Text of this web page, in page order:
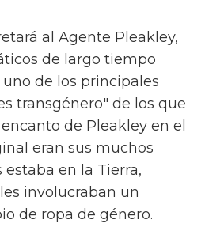
al Agente Pleakley,
de largo tiempo
de los principales
transgénero" de los que
de Pleakley en el
eran sus muchos
en la Tierra,
involucraban un
de ropa de género.